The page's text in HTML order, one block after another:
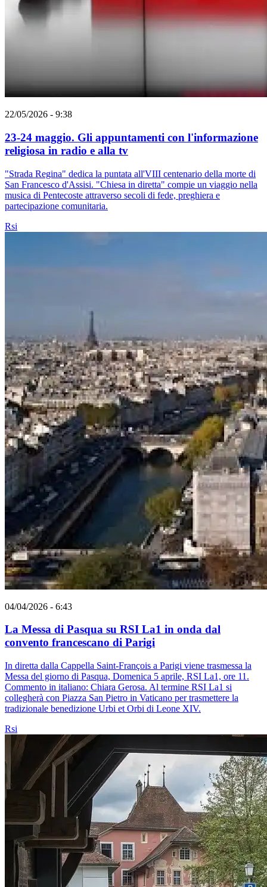
22/05/2026 - 9:38
23-24 maggio. Gli appuntamenti con l'informazione
religiosa in radio e alla tv
"Strada Regina" dedica la puntata all'VIII centenario della morte di
San Francesco d'Assisi. "Chiesa in diretta" compie un viaggio nella
musica di Pentecoste attraverso secoli di fede, preghiera e
partecipazione comunitaria.
Rsi
04/04/2026 - 6:43
La Messa di Pasqua su RSI La1 in onda dal
convento francescano di Parigi
In diretta dalla Cappella Saint-François a Parigi viene trasmessa la
Messa del giorno di Pasqua, Domenica 5 aprile, RSI La1, ore 11.
Commento in italiano: Chiara Gerosa. Al termine RSI La1 si
collegherà con Piazza San Pietro in Vaticano per trasmettere la
tradizionale benedizione Urbi et Orbi di Leone XIV.
Rsi